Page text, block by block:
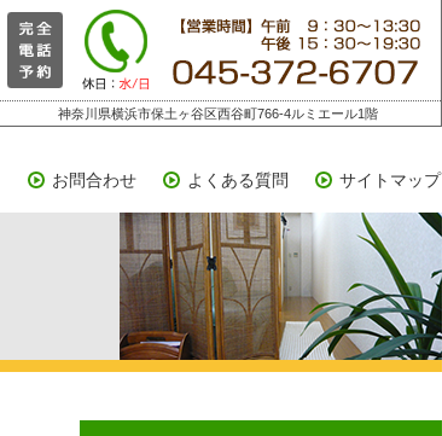
神奈川県横浜市保土ヶ谷区西谷町766-4ルミエール1階
お問合わせ よくある質問 サイトマップ